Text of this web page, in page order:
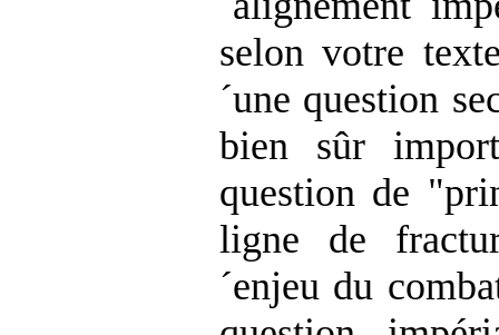
selon votre
´une question
bien sûr
question de
ligne de
´enjeu du